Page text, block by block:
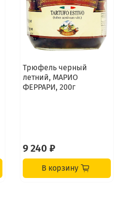
Трюфель черный
летний, МАРИО
ФЕРРАРИ, 200г
9 240 ₽
В корзину